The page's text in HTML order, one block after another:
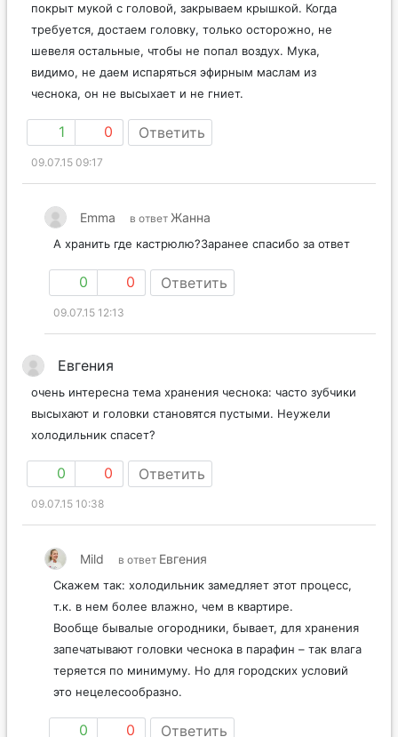
покрыт мукой с головой, закрываем крышкой. Когда
требуется, достаем головку, только осторожно, не
шевеля остальные, чтобы не попал воздух. Мука,
видимо, не даем испаряться эфирным маслам из
чеснока, он не высыхает и не гниет.
1 0 Ответить
09.07.15 09:17
Emma в ответ Жанна
А хранить где кастрюлю?Заранее спасибо за ответ
0 0 Ответить
09.07.15 12:13
Евгения
очень интересна тема хранения чеснока: часто зубчики
высыхают и головки становятся пустыми. Неужели
холодильник спасет?
0 0 Ответить
09.07.15 10:38
Mild в ответ Евгения
Скажем так: холодильник замедляет этот процесс,
т.к. в нем более влажно, чем в квартире.
Вообще бывалые огородники, бывает, для хранения
запечатывают головки чеснока в парафин – так влага
теряется по минимуму. Но для городских условий
это нецелесообразно.
0 0 Ответить